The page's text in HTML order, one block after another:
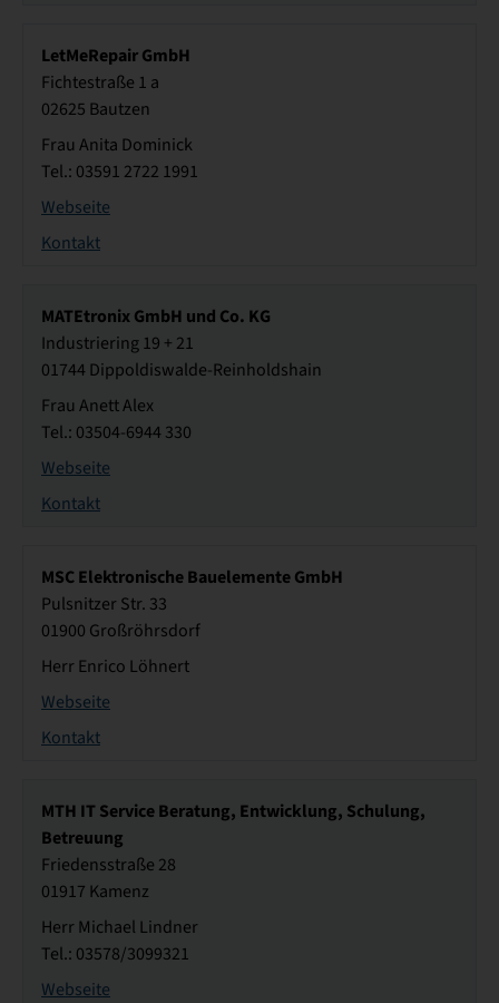
LetMeRepair GmbH
Fichtestraße 1 a
02625 Bautzen
Frau Anita Dominick
Tel.: 03591 2722 1991
Webseite
Kontakt
MATEtronix GmbH und Co. KG
Industriering 19 + 21
01744 Dippoldiswalde-Reinholdshain
Frau Anett Alex
Tel.: 03504-6944 330
Webseite
Kontakt
MSC Elektronische Bauelemente GmbH
Pulsnitzer Str. 33
01900 Großröhrsdorf
Herr Enrico Löhnert
Webseite
Kontakt
MTH IT Service Beratung, Entwicklung, Schulung,
Betreuung
Friedensstraße 28
01917 Kamenz
Herr Michael Lindner
Tel.: 03578/3099321
Webseite